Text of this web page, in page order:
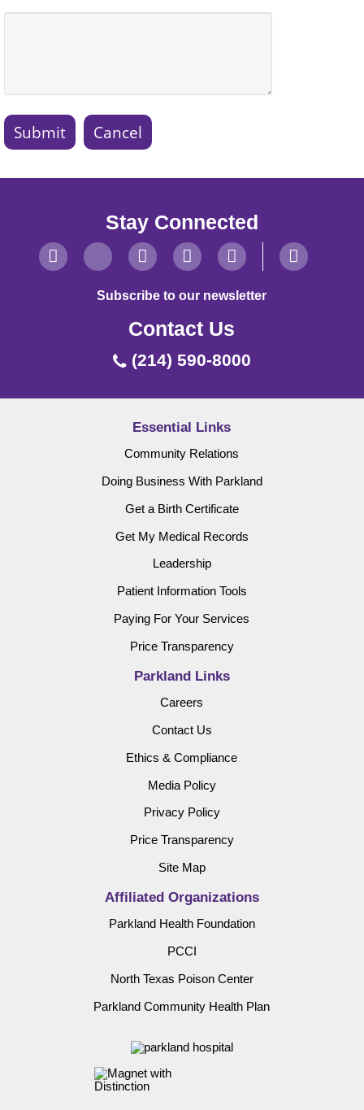
Stay Connected
Subscribe to our newsletter
Contact Us
(214) 590-8000
Essential Links
Community Relations
Doing Business With Parkland
Get a Birth Certificate
Get My Medical Records
Leadership
Patient Information Tools
Paying For Your Services
Price Transparency
Parkland Links
Careers
Contact Us
Ethics & Compliance
Media Policy
Privacy Policy
Price Transparency
Site Map
Affiliated Organizations
Parkland Health Foundation
PCCI
North Texas Poison Center
Parkland Community Health Plan